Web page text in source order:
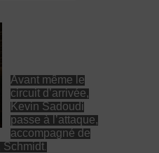
Avant même le
circuit d’arrivée,
Kevin Sadoudi
passe à l’attaque,
accompagné de
Schmidt